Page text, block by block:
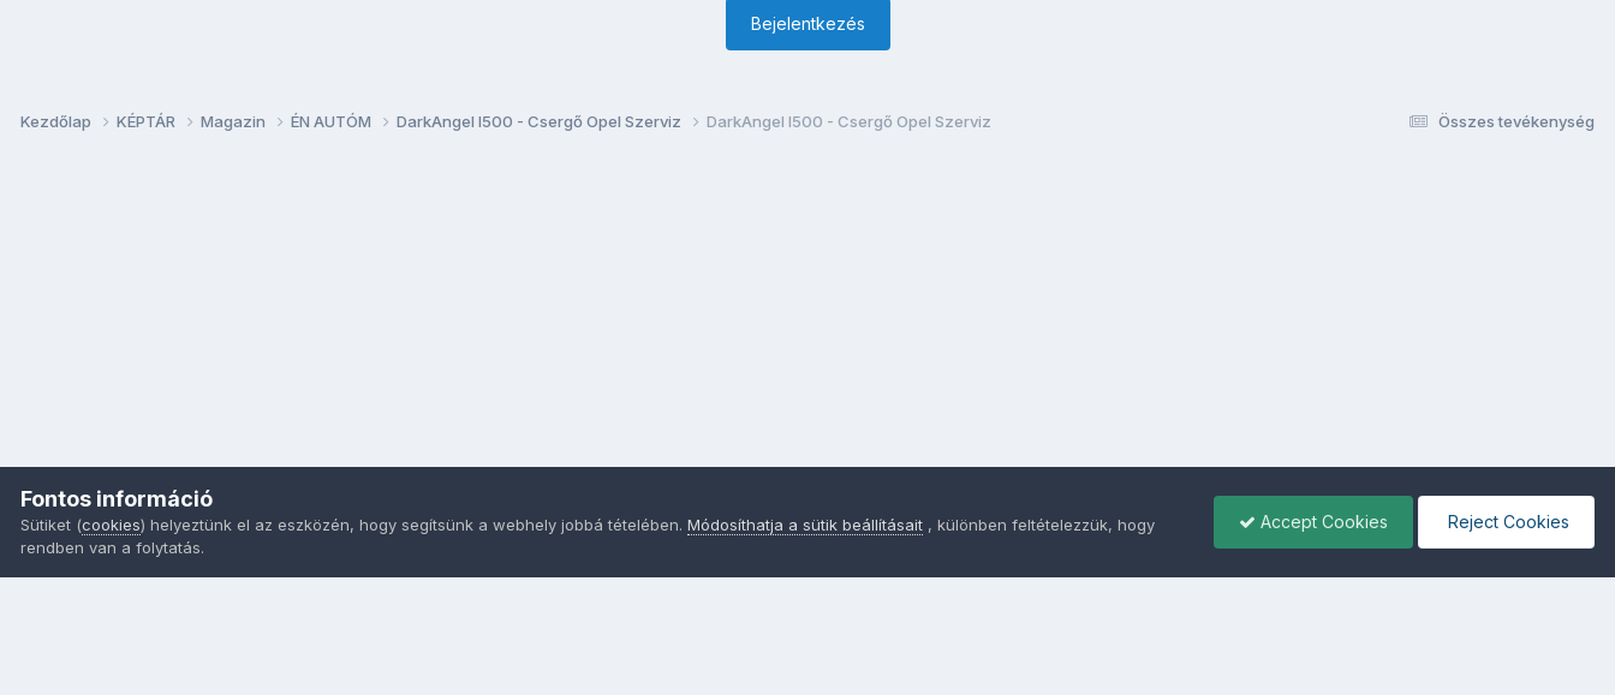
Bejelentkezés
Összes tevékenység
Kezdőlap KÉPTÁR Magazin ÉN AUTÓM DarkAngel I500 - Csergő Opel Szerviz DarkAngel I500 - Csergő Opel Szerviz
Fontos információ
Sütiket (cookies) helyeztünk el az eszközén, hogy segítsünk a webhely jobbá tételében. Módosíthatja a sütik beállításait , különben feltételezzük, hogy
rendben van a folytatás.
Accept Cookies Reject Cookies